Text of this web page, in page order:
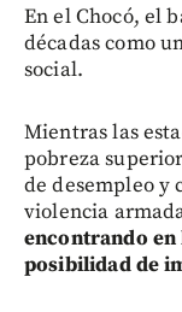
En el Chocó, el
décadas como
social.
Mientras las
pobreza
de desempleo y
violencia
encontrando en
posibilidad de